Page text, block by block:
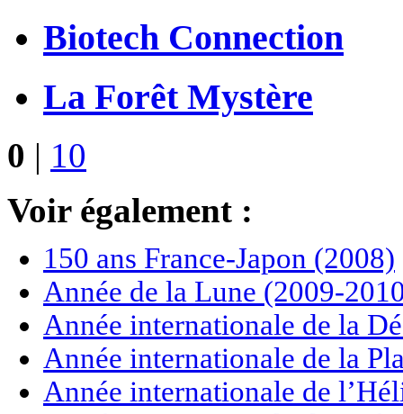
Biotech Connection
La Forêt Mystère
0 | 10
Voir également :
150 ans France-Japon (2008)
Année de la Lune (2009-
Année internationale de la
Année internationale de la
Année internationale de